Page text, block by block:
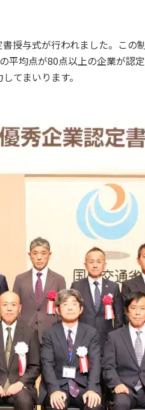
授与式が行われました。こ
均点が80点以上の企業が認
てまいります。